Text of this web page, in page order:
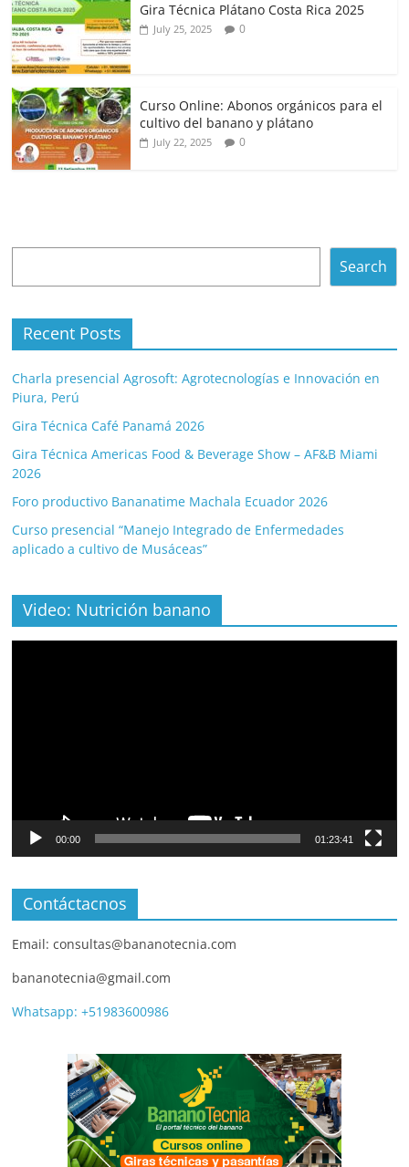
Gira Técnica Plátano Costa Rica 2025
July 25, 2025 0
Curso Online: Abonos orgánicos para el
cultivo del banano y plátano
July 22, 2025 0
Search
Recent Posts
Charla presencial Agrosoft: Agrotecnologías e Innovación en
Piura, Perú
Gira Técnica Café Panamá 2026
Gira Técnica Americas Food & Beverage Show – AF&B Miami
2026
Foro productivo Bananatime Machala Ecuador 2026
Curso presencial “Manejo Integrado de Enfermedades
aplicado a cultivo de Musáceas”
Video: Nutrición banano
00:00 01:23:41
Contáctacnos
Email: consultas@bananotecnia.com
bananotecnia@gmail.com
Whatsapp: +51983600986